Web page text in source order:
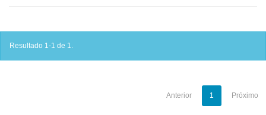
Resultado 1-1 de 1.
Anterior 1 Próximo